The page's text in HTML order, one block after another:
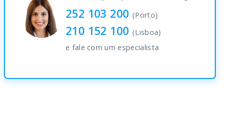
252 103 200 (Porto)
210 152 100 (Lisboa)
e fale com um especialista